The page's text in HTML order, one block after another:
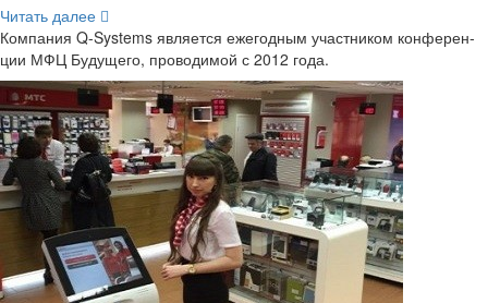
Чи­тать далее
Ком­па­ния Q-​Systems яв­ля­ет­ся еже­год­ным участ­ни­ком кон­фе­рен­
ции МФЦ Бу­ду­ще­го, про­во­ди­мой с 2012 года.